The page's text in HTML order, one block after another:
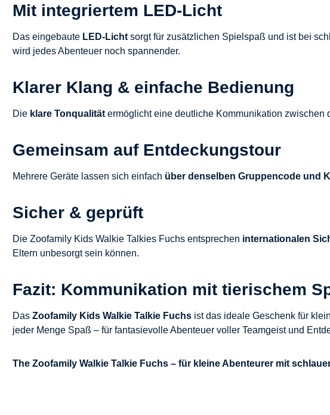
Mit integriertem LED-Licht
Das eingebaute LED-Licht sorgt für zusätzlichen Spielspaß und ist bei
wird jedes Abenteuer noch spannender.
Klarer Klang & einfache Bedienung
Die klare Tonqualität ermöglicht eine deutliche Kommunikation
Gemeinsam auf Entdeckungstour
Mehrere Geräte lassen sich einfach über denselben Gruppencode und
Sicher & geprüft
Die Zoofamily Kids Walkie Talkies Fuchs entsprechen internationalen
Eltern unbesorgt sein können.
Fazit: Kommunikation mit tierischem
Das Zoofamily Kids Walkie Talkie Fuchs ist das ideale Geschenk für
jeder Menge Spaß – für fantasievolle Abenteuer voller Teamgeist und
The Zoofamily Walkie Talkie Fuchs – für kleine Abenteurer mit